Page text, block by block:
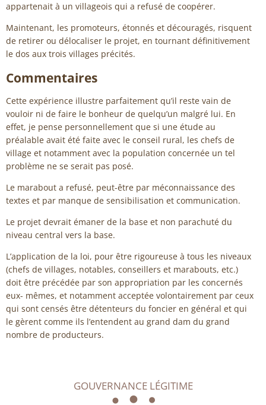
appartenait à un villageois qui a refusé de coopérer.
Maintenant, les promoteurs, étonnés et découragés, risquent
de retirer ou délocaliser le projet, en tournant définitivement
le dos aux trois villages précités.
Commentaires
Cette expérience illustre parfaitement qu’il reste vain de
vouloir ni de faire le bonheur de quelqu’un malgré lui. En
effet, je pense personnellement que si une étude au
préalable avait été faite avec le conseil rural, les chefs de
village et notamment avec la population concernée un tel
problème ne se serait pas posé.
Le marabout a refusé, peut-être par méconnaissance des
textes et par manque de sensibilisation et communication.
Le projet devrait émaner de la base et non parachuté du
niveau central vers la base.
L’application de la loi, pour être rigoureuse à tous les niveaux
(chefs de villages, notables, conseillers et marabouts, etc.)
doit être précédée par son appropriation par les concernés
eux- mêmes, et notamment acceptée volontairement par ceux
qui sont censés être détenteurs du foncier en général et qui
le gèrent comme ils l’entendent au grand dam du grand
nombre de producteurs.
GOUVERNANCE LÉGITIME